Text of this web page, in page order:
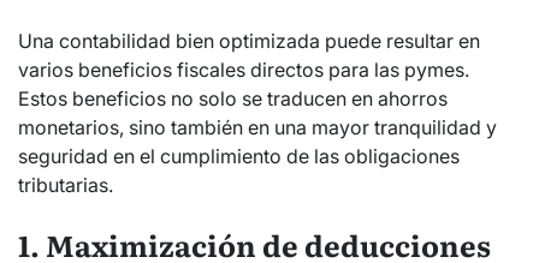
Una contabilidad bien optimizada puede resultar en
varios beneficios fiscales directos para las pymes.
Estos beneficios no solo se traducen en ahorros
monetarios, sino también en una mayor tranquilidad y
seguridad en el cumplimiento de las obligaciones
tributarias.
1. Maximización de deducciones